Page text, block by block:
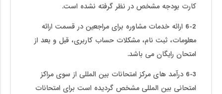
کارت بودجه مشخص در نظر گرفته نشده است.
6-2 ارائه خدمات مشاوره برای مراجعین در قسمت ارائه
معلومات، ثبت نام، مشکلات حساب کاربری، قبل و بعد از
امتحان رایگان می باشد.
6-3 درآمد های مرکز امتحانات بین المللی از سوی مراکز
امتحانی بین المللی مشخص گردیده است برای امتحانات